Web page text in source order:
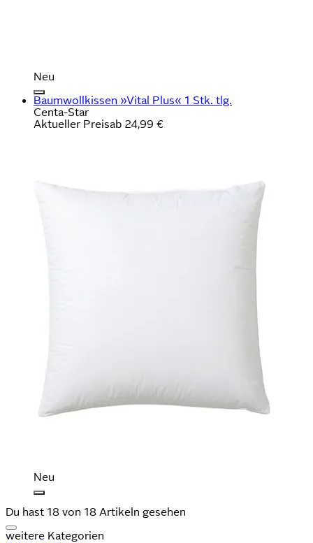
Neu
Baumwollkissen »Vital Plus« 1 Stk. tlg.
Centa-Star
Aktueller Preisab 24,99 €
Neu
Du hast 18 von 18 Artikeln gesehen
weitere Kategorien